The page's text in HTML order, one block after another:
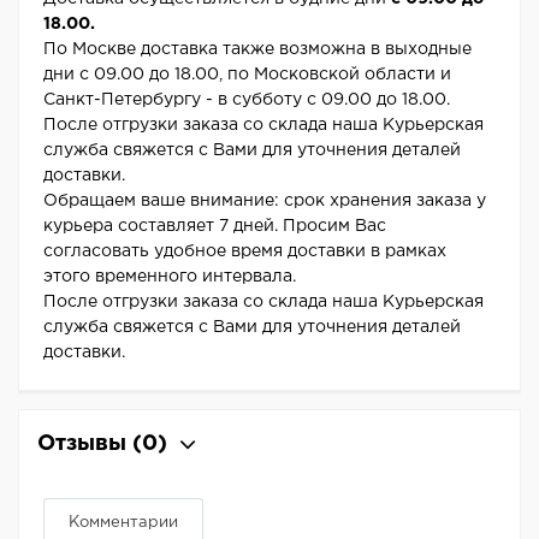
18.00.
По Москве доставка также возможна в выходные
дни с 09.00 до 18.00, по Московской области и
Санкт-Петербургу - в субботу с 09.00 до 18.00.
После отгрузки заказа со склада наша Курьерская
служба свяжется с Вами для уточнения деталей
доставки.
Обращаем ваше внимание: срок хранения заказа у
курьера составляет 7 дней. Просим Вас
согласовать удобное время доставки в рамках
этого временного интервала.
После отгрузки заказа со склада наша Курьерская
служба свяжется с Вами для уточнения деталей
доставки.
Отзывы (0)
Комментарии